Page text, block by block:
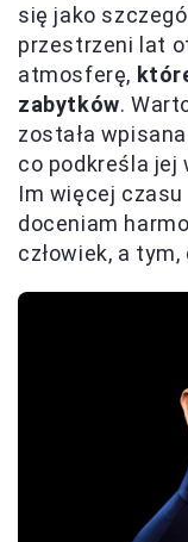
się jako
przestrzeni lat
atmosferę,
zabytków.
została
co podkreśla jej
Im więcej
doceniam
człowiek, a